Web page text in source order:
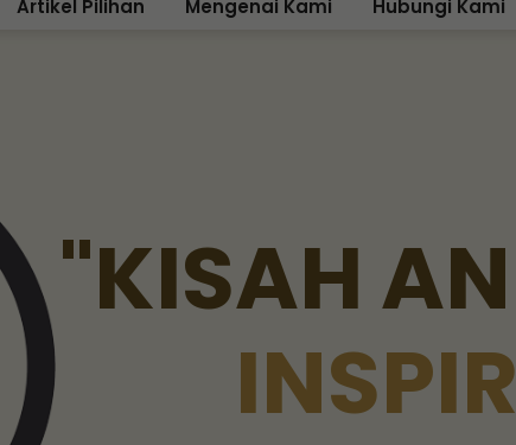
Artikel Pilihan Mengenai Kami Hubungi Kami
INSPIR
"KISAHAN